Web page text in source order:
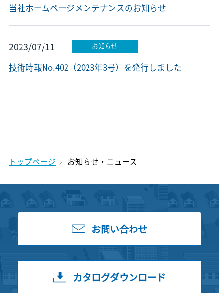
当社ホームページメンテナンスのお知らせ
2023/07/11 お知らせ
技術時報No.402（2023年3号）を発行しました
トップページ お知らせ・ニュース
お問い合わせ
カタログダウンロード